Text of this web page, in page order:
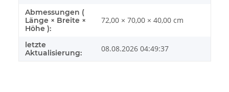
Abmessungen (
Länge × Breite ×
Höhe ):
72,00 × 70,00 × 40,00 cm
letzte
Aktualisierung:
08.08.2026 04:49:37